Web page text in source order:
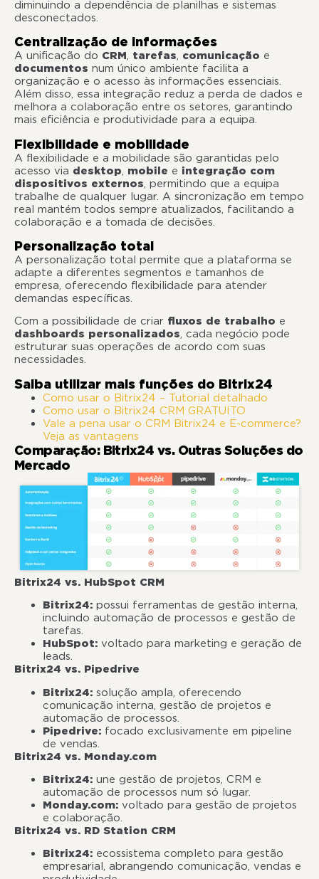
diminuindo a dependência de planilhas e sistemas
desconectados.
Centralização de informações
A unificação do CRM, tarefas, comunicação e
documentos num único ambiente facilita a
organização e o acesso às informações essenciais.
Além disso, essa integração reduz a perda de dados e
melhora a colaboração entre os setores, garantindo
mais eficiência e produtividade para a equipa.
Flexibilidade e mobilidade
A flexibilidade e a mobilidade são garantidas pelo
acesso via desktop mobile e integração com
dispositivos externos , permitindo que a equipa
trabalhe de qualquer lugar. A sincronização em tempo
real mantém todos sempre atualizados, facilitando a
colaboração e a tomada de decisões.
Personalização total
A personalização total permite que a plataforma se
adapte a diferentes segmentos e tamanhos de
empresa, oferecendo flexibilidade para atender
demandas específicas.
Com a possibilidade de criar fluxos de trabalho e
dashboards personalizados, cada negócio pode
estruturar suas operações de acordo com suas
necessidades.
Saiba utilizar mais funções do Bitrix24
Como usar o Bitrix24 – Tutorial detalhado
Como usar o Bitrix24 CRM GRATUITO
Vale a pena usar o CRM Bitrix24 e E-commerce?
Veja as vantagens
Comparação: Bitrix24 vs. Outras Soluções do
Mercado
Bitrix24 vs. HubSpot CRM
Bitrix24: possui ferramentas de gestão interna,
incluindo automação de processos e gestão de
tarefas.
HubSpot: voltado para marketing e geração de
leads.
Bitrix24 vs. Pipedrive
Bitrix24: solução ampla, oferecendo
comunicação interna, gestão de projetos e
automação de processos.
Pipedrive: focado exclusivamente em pipeline
de vendas.
Bitrix24 vs. Monday.com
Bitrix24: une gestão de projetos, CRM e
automação de processos num só lugar.
Monday.com: voltado para gestão de projetos
e colaboração.
Bitrix24 vs. RD Station CRM
Bitrix24: ecossistema completo para gestão
empresarial, abrangendo comunicação, vendas e